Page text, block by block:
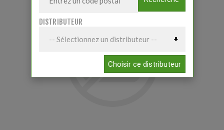
DISTRIBUTEUR
Choisir ce distributeur